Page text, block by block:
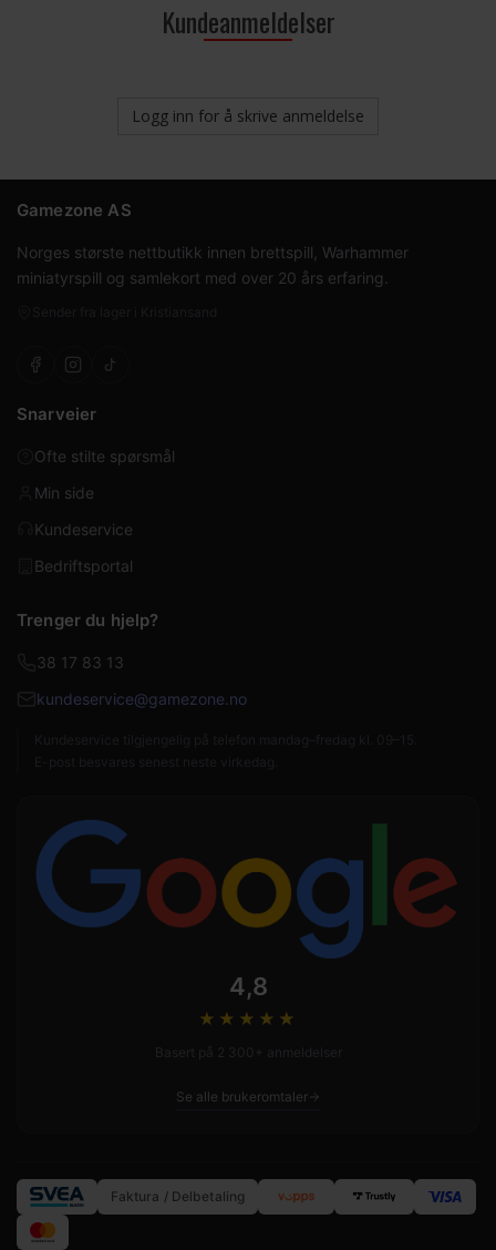
Kundeanmeldelser
Logg inn for å skrive anmeldelse
Gamezone AS
Norges største nettbutikk innen brettspill, Warhammer
miniatyrspill og samlekort med over 20 års erfaring.
Snarveier
Ofte stilte spørsmål
Min side
Kundeservice
Bedriftsportal
Trenger du hjelp?
38 17 83 13
kundeservice@gamezone.no
4,8
★★★★ ★
Se alle brukeromtaler
Faktura / Delbetaling